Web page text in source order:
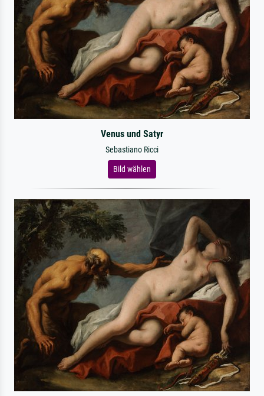
Venus und Satyr
Sebastiano Ricci
Bild wählen